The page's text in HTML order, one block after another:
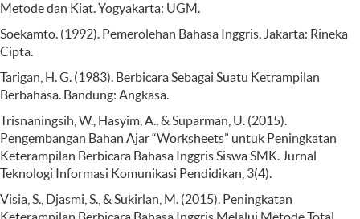
Metode dan Kiat. Yogyakarta: UGM.
Soekamto. (1992). Pemerolehan Bahasa Inggris. Jakarta: Rineka
Cipta.
Tarigan, H. G. (1983). Berbicara Sebagai Suatu Ketrampilan
Berbahasa. Bandung: Angkasa.
Trisnaningsih, W., Hasyim, A., & Suparman, U. (2015).
Pengembangan Bahan Ajar “Worksheets” untuk Peningkatan
Keterampilan Berbicara Bahasa Inggris Siswa SMK. Jurnal
Teknologi Informasi Komunikasi Pendidikan, 3(4).
Visia, S., Djasmi, S., & Sukirlan, M. (2015). Peningkatan